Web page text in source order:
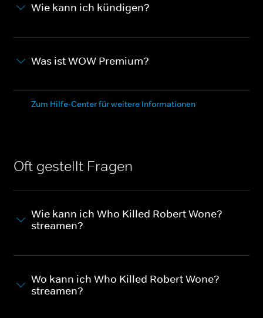
Wie kann ich kündigen?
Was ist WOW Premium?
Zum Hilfe-Center für weitere Informationen
Oft gestellt Fragen
Wie kann ich Who Killed Robert Wone?
streamen?
Wo kann ich Who Killed Robert Wone?
streamen?